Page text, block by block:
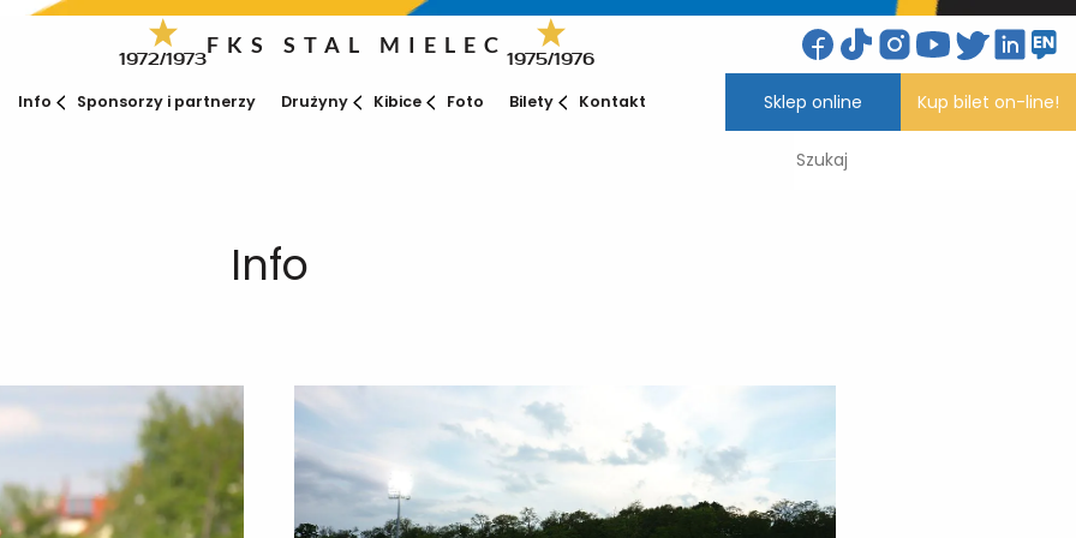
1972/1973
FKS STAL MIELEC
1975/1976
Info Sponsorzy i partnerzy Drużyny Kibice Foto Bilety Kontakt Sklep online Kup bilet on-line!
Info